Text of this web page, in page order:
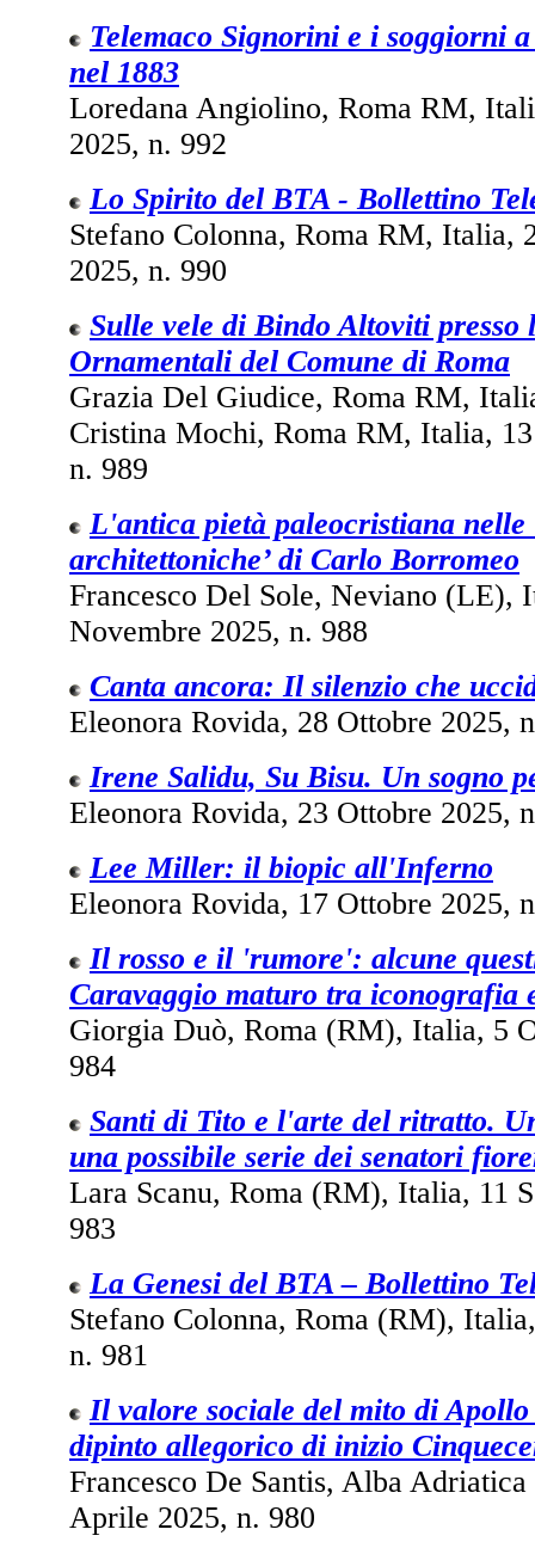
Telemaco Signorini e i soggiorni
nel 1883
Loredana Angiolino, Roma RM,
2025, n. 992
Lo Spirito del BTA - Bollettino
Stefano Colonna, Roma RM, Italia,
2025, n. 990
Sulle vele di Bindo Altoviti presso
Ornamentali del Comune di Roma
Grazia Del Giudice, Roma RM,
Cristina Mochi, Roma RM, Italia,
n. 989
L'antica pietà paleocristiana nelle
architettoniche’ di Carlo Borromeo
Francesco Del Sole, Neviano (LE),
Novembre 2025, n. 988
Canta ancora: Il silenzio che
Eleonora Rovida, 28 Ottobre 2025,
Irene Salidu, Su Bisu. Un sogno
Eleonora Rovida, 23 Ottobre 2025,
Lee Miller: il biopic all'Inferno
Eleonora Rovida, 17 Ottobre 2025,
Il rosso e il 'rumore': alcune
Caravaggio maturo tra iconografia
Giorgia Duò, Roma (RM), Italia, 5
984
Santi di Tito e l'arte del ritratto.
una possibile serie dei senatori
Lara Scanu, Roma (RM), Italia, 11
983
La Genesi del BTA – Bollettino
Stefano Colonna, Roma (RM),
n. 981
Il valore sociale del mito di
dipinto allegorico di inizio
Francesco De Santis, Alba
Aprile 2025, n. 980